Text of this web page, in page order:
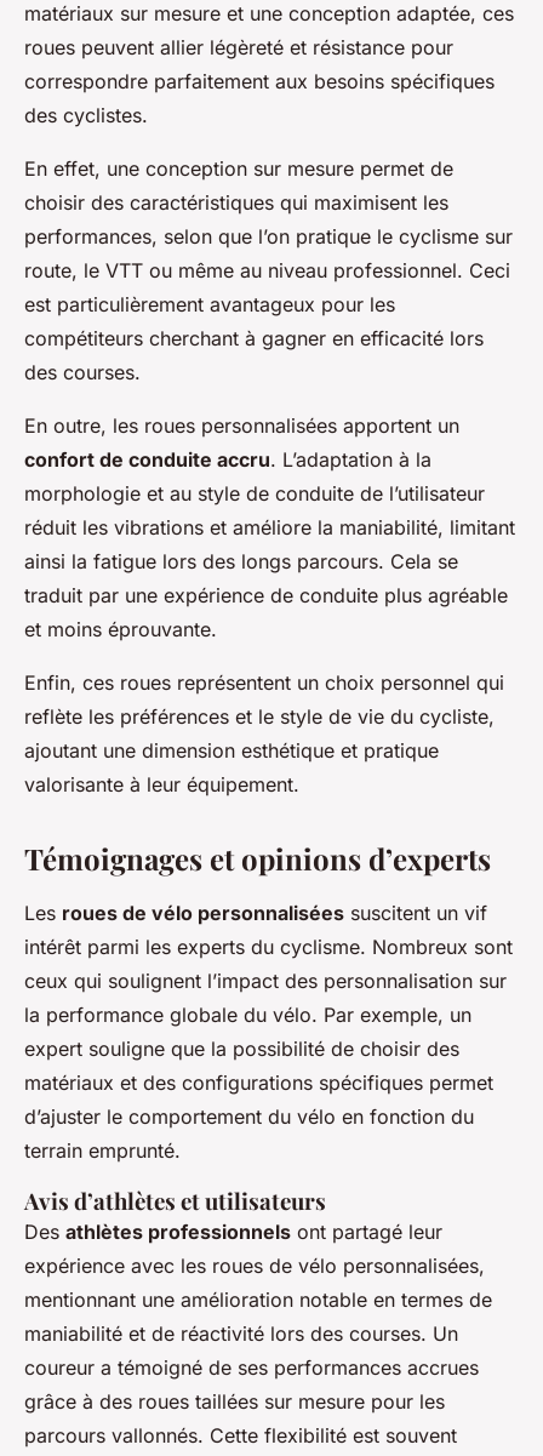
matériaux sur mesure et une conception adaptée, ces
roues peuvent allier légèreté et résistance pour
correspondre parfaitement aux besoins spécifiques
des cyclistes.
En effet, une conception sur mesure permet de
choisir des caractéristiques qui maximisent les
performances, selon que l’on pratique le cyclisme sur
route, le VTT ou même au niveau professionnel. Ceci
est particulièrement avantageux pour les
compétiteurs cherchant à gagner en efficacité lors
des courses.
En outre, les roues personnalisées apportent un
confort de conduite accru. L’adaptation à la
morphologie et au style de conduite de l’utilisateur
réduit les vibrations et améliore la maniabilité, limitant
ainsi la fatigue lors des longs parcours. Cela se
traduit par une expérience de conduite plus agréable
et moins éprouvante.
Enfin, ces roues représentent un choix personnel qui
reflète les préférences et le style de vie du cycliste,
ajoutant une dimension esthétique et pratique
valorisante à leur équipement.
Témoignages et opinions d’experts
Les roues de vélo personnalisées suscitent un vif
intérêt parmi les experts du cyclisme. Nombreux sont
ceux qui soulignent l’impact des personnalisation sur
la performance globale du vélo. Par exemple, un
expert souligne que la possibilité de choisir des
matériaux et des configurations spécifiques permet
d’ajuster le comportement du vélo en fonction du
terrain emprunté.
Avis d’athlètes et utilisateurs
Des athlètes professionnels ont partagé leur
expérience avec les roues de vélo personnalisées,
mentionnant une amélioration notable en termes de
maniabilité et de réactivité lors des courses. Un
coureur a témoigné de ses performances accrues
grâce à des roues taillées sur mesure pour les
parcours vallonnés. Cette flexibilité est souvent